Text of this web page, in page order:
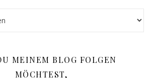
MEINEM BLOG FOLGEN
MÖCHTEST,